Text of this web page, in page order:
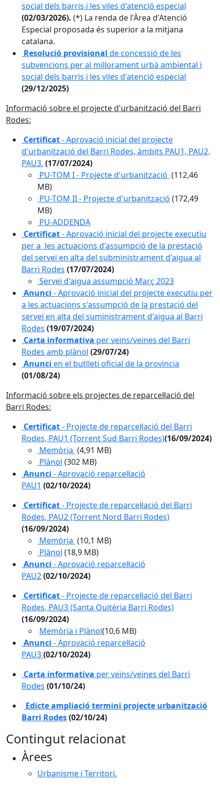
social dels barris i les viles d'atenció especial
(02/03/2026). (*) La renda de l'Àrea d'Atenció
Especial proposada és superior a la mitjana
catalana.
Resolució provisional de concessió de les
subvencions per al millorament urbà ambiental i
social dels barris i les viles d'atenció especial
(29/12/2025)
Informació sobre el projecte d'urbanització del Barri
Rodes:
Certificat- Aprovació inicial del projecte
d'urbanització del Barri Rodes, àmbits PAU1, PAU2,
PAU3. (17/07/2024)
PU-TOM I - Projecte d'urbanització (112,46
MB)
PU-TOM II - Projecte d'urbanització (172,49
MB)
PU-ADDENDA
Certificat- Aprovació inicial del projecte executiu
per a les actuacions d'assumpció de la prestació
del servei en alta del subministrament d'aigua al
Barri Rodes (17/07/2024)
Servei d'aigua assumpció Març 2023
Anunci - Aprovació inicial del projecte executiu per
a les actuacions s'assumpció de la prestació del
servei en alta del suministrament d'aigua al Barri
Rodes (19/07/2024)
Carta informativa per veïns/veïnes del Barri
Rodes amb plànol (29/07/24)
Anunci en el butlleti oficial de la provincia
(01/08/24)
Informació sobre els projectes de reparcel·lació del
Barri Rodes:
Certificat- Projecte de reparcel·lació del Barri
Rodes, PAU1 (Torrent Sud Barri Rodes)(16/09/2024)
Memòria (4,91 MB)
Plànol (302 MB)
Anunci - Aprovació reparcel·lació
PAU1 (02/10/2024)
Certificat- Projecte de reparcel·lació del Barri
Rodes, PAU2 (Torrent Nord Barri Rodes)
(16/09/2024)
Memòria (10,1 MB)
Plànol (18,9 MB)
Anunci - Aprovació reparcel·lació
PAU2(02/10/2024)
Certificat- Projecte de reparcel·lació del Barri
Rodes, PAU3 (Santa Quitéria Barri Rodes)
(16/09/2024)
Memòria i Plànol(10,6 MB)
Anunci - Aprovació reparcel·lació
PAU3(02/10/2024)
Carta informativa per veïns/veïnes del Barri
Rodes (01/10/24)
Edicte ampliació termini projecte urbanització
Barri Rodes(02/10/24)
Contingut relacionat
Àrees
Urbanisme i Territori.